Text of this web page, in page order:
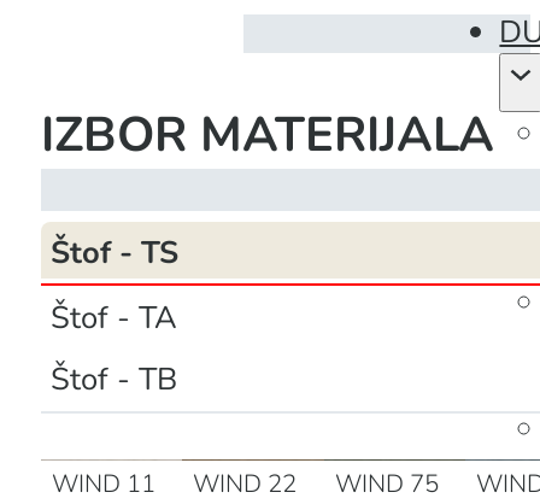
IZBOR MATERIJALA
Štof - TS
Štof - TA
Štof - TB
WIND 11 WIND 22 WIND 75